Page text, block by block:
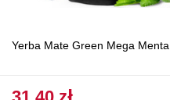
Yerba Mate Green Mega Menta